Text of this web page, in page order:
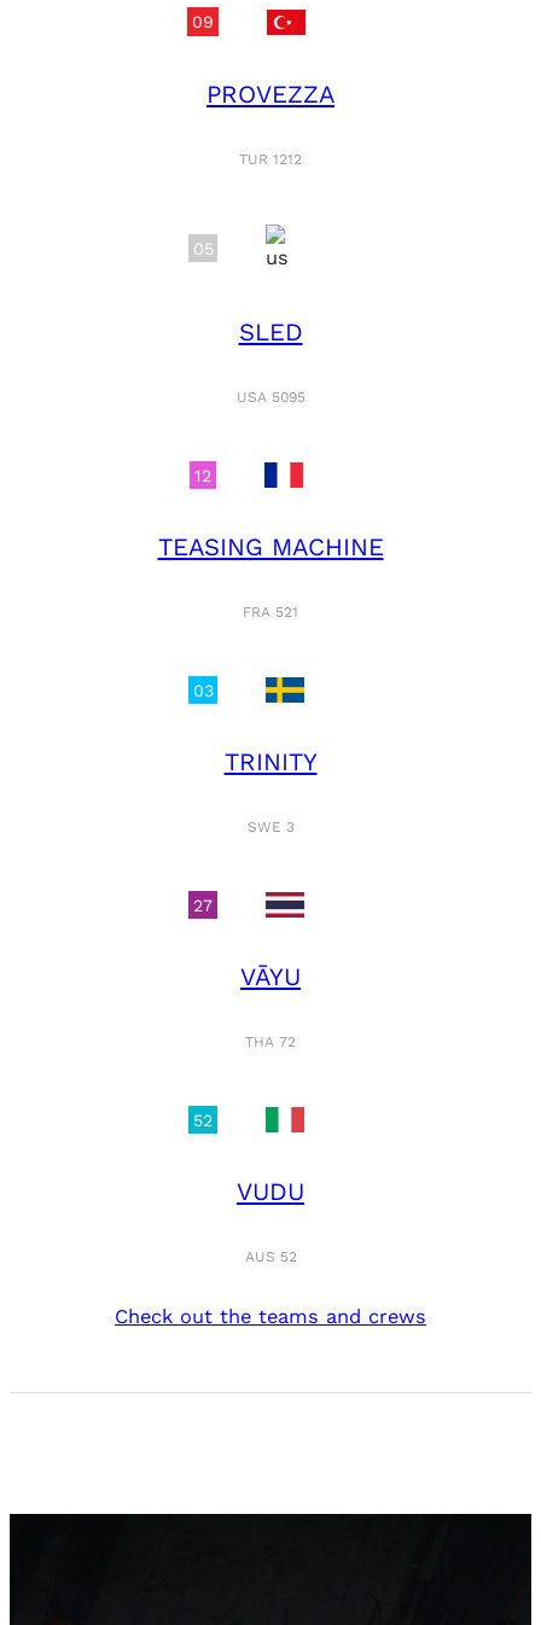
09
PROVEZZA
TUR 1212
05
SLED
USA 5095
12
TEASING MACHINE
FRA 521
03
TRINITY
SWE 3
27
VĀYU
THA 72
52
VUDU
AUS 52
Check out the teams and crews